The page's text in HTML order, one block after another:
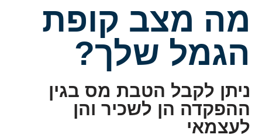
מה מצב קופת
הגמל שלך?
ניתן לקבל הטבת מס בגין
ההפקדה הן לשכיר והן
לעצמאי